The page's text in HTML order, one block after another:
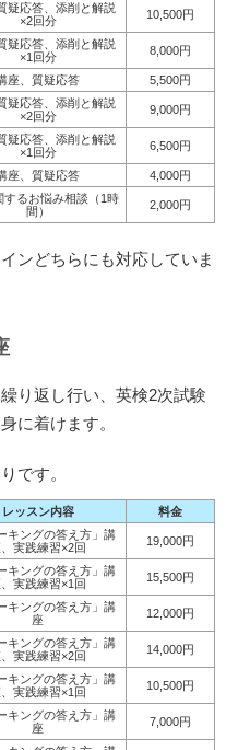
疑応答、添削と解説
×2回分
10,500円
疑応答、添削と解説
×1回分
8,000円
座、質疑応答 5,500円
疑応答、添削と解説
×2回分
9,000円
疑応答、添削と解説
×1回分
6,500円
座、質疑応答 4,000円
するお悩み相談（1時
間）
2,000円
ンどちらにも対応していま
り返し行い、英検2次試験
に着けます。
です。
レッスン内容 料金
キングの答え方」講
実践練習×2回
19,000円
キングの答え方」講
実践練習×1回
15,500円
キングの答え方」講
座
12,000円
キングの答え方」講
実践練習×2回
14,000円
キングの答え方」講
実践練習×1回
10,500円
キングの答え方」講
座
7,000円